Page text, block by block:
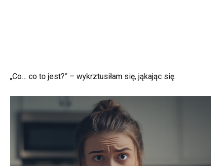
„Co… co to jest?” – wykrztusiłam się, jąkając się.